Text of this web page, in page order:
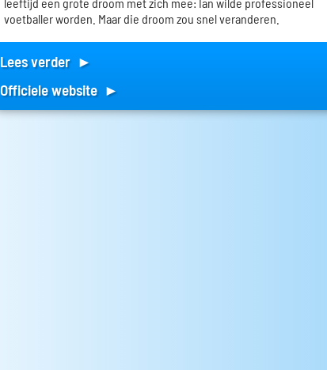
voetballer worden. Maar die droom zou snel veranderen.
Lees verder ►
Officiele website ►